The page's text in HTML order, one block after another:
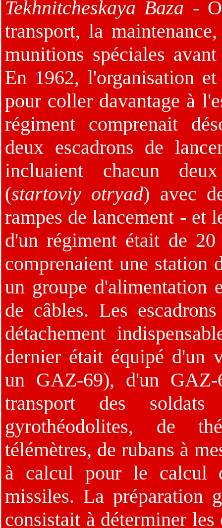
Tekhnitcheskaya Baza -
transport, la
munitions spéciales
En 1962, l'organisation
pour coller davantage à
régiment comprenait
deux escadrons de
incluaient chacun
(startoviy otryad) avec
rampes de lancement - et
d'un régiment était de
comprenaient une station
un groupe d'alimentation
de câbles. Les
détachement
dernier était équipé d'un
un GAZ-69), d'un
transport des
gyrothéodolites, de
télémètres, de rubans à
à calcul pour le calcul
missiles. La préparation
consistait à déterminer